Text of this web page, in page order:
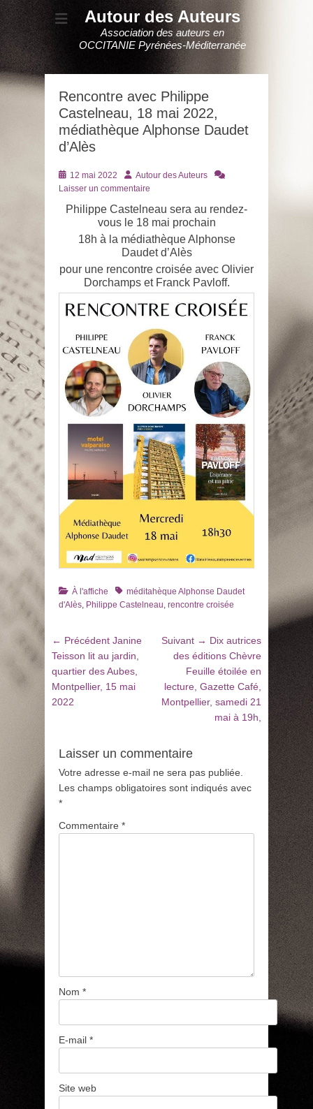
Autour des Auteurs
Association des auteurs en
OCCITANIE Pyrénées-Méditerranée
Rencontre avec Philippe
Castelneau, 18 mai 2022,
médiathèque Alphonse Daudet
d’Alès
Posté
le
12 mai 2022 AuteurAutour des Auteurs
Laisser un commentaire
Philippe Castelneau sera au rendez-
vous le 18 mai prochain
18h à la médiathèque Alphonse
Daudet d’Alès
pour une rencontre croisée avec Olivier
Dorchamps et Franck Pavloff.
Catégories
À l'affiche Tagsméditahèque Alphonse Daudet
d'Alès, Philippe Castelneau, rencontre croisée
Navigation
de
l’article
← Précédent Article
précédent
:
Janine
Teisson lit au jardin,
quartier des Aubes,
Montpellier, 15 mai
2022
Suivant → Article
suivant
:
Dix autrices
des éditions Chèvre
Feuille étoilée en
lecture, Gazette Café,
Montpellier, samedi 21
mai à 19h,
Laisser un commentaire
Votre adresse e-mail ne sera pas publiée.
Les champs obligatoires sont indiqués avec
*
Commentaire *
Nom *
E-mail *
Site web